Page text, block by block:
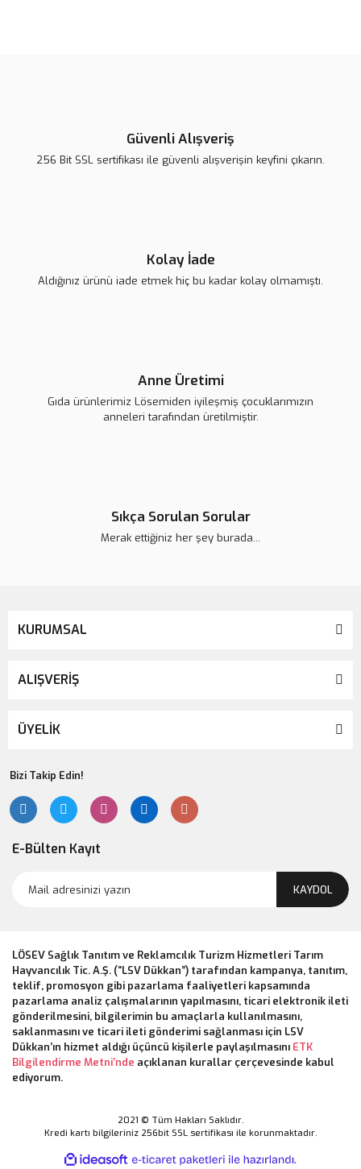
Güvenli Alışveriş
256 Bit SSL sertifikası ile güvenli alışverişin keyfini çıkarın.
Kolay İade
Aldığınız ürünü iade etmek hiç bu kadar kolay olmamıştı.
Anne Üretimi
Gıda ürünlerimiz Lösemiden iyileşmiş çocuklarımızın
anneleri tarafından üretilmiştir.
Sıkça Sorulan Sorular
Merak ettiğiniz her şey burada...
KURUMSAL
ALIŞVERİŞ
ÜYELİK
Bizi Takip Edin!
E-Bülten Kayıt
KAYDOL
LÖSEV Sağlık Tanıtım ve Reklamcılık Turizm Hizmetleri Tarım
Hayvancılık Tic. A.Ş. (“LSV Dükkan”) tarafından kampanya, tanıtım,
teklif, promosyon gibi pazarlama faaliyetleri kapsamında
pazarlama analiz çalışmalarının yapılmasını, ticari elektronik ileti
gönderilmesini, bilgilerimin bu amaçlarla kullanılmasını,
saklanmasını ve ticari ileti gönderimi sağlanması için LSV
Dükkan’ın hizmet aldığı üçüncü kişilerle paylaşılmasını ETK
Bilgilendirme Metni’nde açıklanan kurallar çerçevesinde kabul
ediyorum.
2021 © Tüm Hakları Saklıdır.
Kredi kartı bilgileriniz 256bit SSL sertifikası ile korunmaktadır.
ideasoft
e-